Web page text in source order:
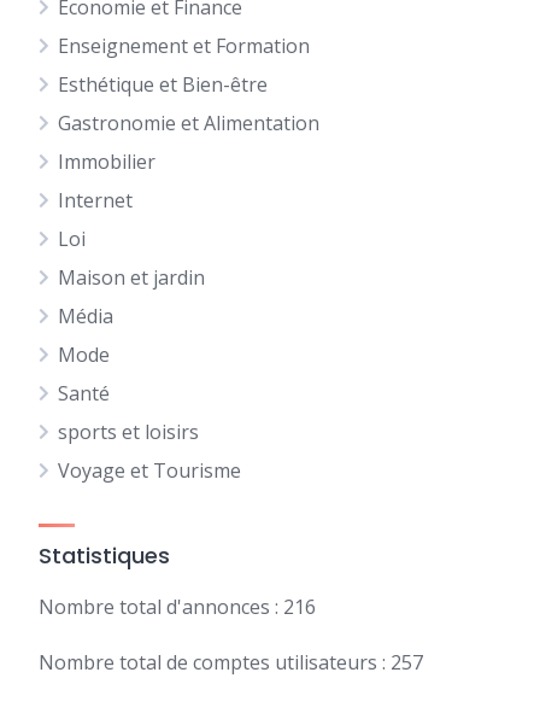
Economie et Finance
Enseignement et Formation
Esthétique et Bien-être
Gastronomie et Alimentation
Immobilier
Internet
Loi
Maison et jardin
Média
Mode
Santé
sports et loisirs
Voyage et Tourisme
Statistiques
Nombre total d'annonces : 216
Nombre total de comptes utilisateurs : 257